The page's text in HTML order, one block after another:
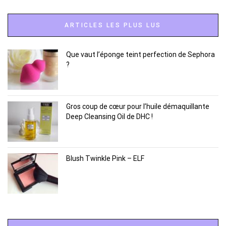
ARTICLES LES PLUS LUS
Que vaut l’éponge teint perfection de Sephora
?
Gros coup de cœur pour l’huile démaquillante
Deep Cleansing Oil de DHC !
Blush Twinkle Pink – ELF